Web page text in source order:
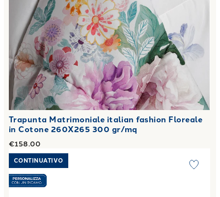
Trapunta Matrimoniale italian fashion Floreale
in Cotone 260X265 300 gr/mq
€158.00
Link to "Asciugamano con Ospite Sirena in Cotone 450 gr/
CONTINUATIVO